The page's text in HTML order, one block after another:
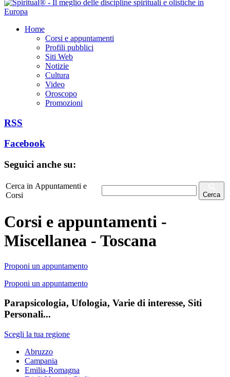
Home
Corsi e appuntamenti
Profili pubblici
Siti Web
Notizie
Cultura
Video
Oroscopo
Promozioni
RSS
Facebook
Seguici anche su:
Cerca in Appuntamenti e
Corsi
Cerca
Corsi e appuntamenti -
Miscellanea - Toscana
Proponi un appuntamento
Proponi un appuntamento
Parapsicologia, Ufologia, Varie di interesse, Siti
Personali...
Scegli la tua regione
Abruzzo
Campania
Emilia-Romagna